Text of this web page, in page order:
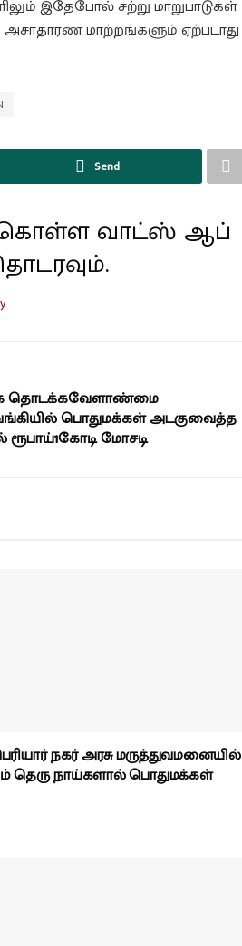
இதேபோல் சற்று மாறுபாடுகள்
மாற்றங்களும் ஏற்படாது
Send
கொள்ள வாட்ஸ் ஆப்
தொடக்கவேளாண்மை
பொதுமக்கள் அடகுவைத்த
மோசடி
நகர் அரசு மருத்துவமனையில்
தெரு நாய்களால் பொதுமக்கள்